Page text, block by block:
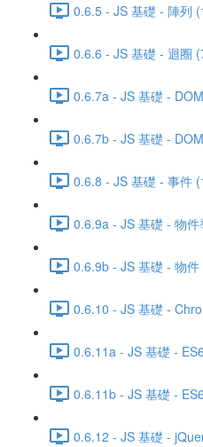
0.6.5 - JS 基礎 - 陣列
0.6.6 - JS 基礎 - 迴圈
0.6.7a - JS 基礎 -
0.6.7b - JS 基礎 -
0.6.8 - JS 基礎 - 事件
0.6.9a - JS 基礎 - 物
0.6.9b - JS 基礎 - 物
0.6.10 - JS 基礎 -
0.6.11a - JS 基礎 -
0.6.11b - JS 基礎 -
0.6.12 - JS 基礎 -